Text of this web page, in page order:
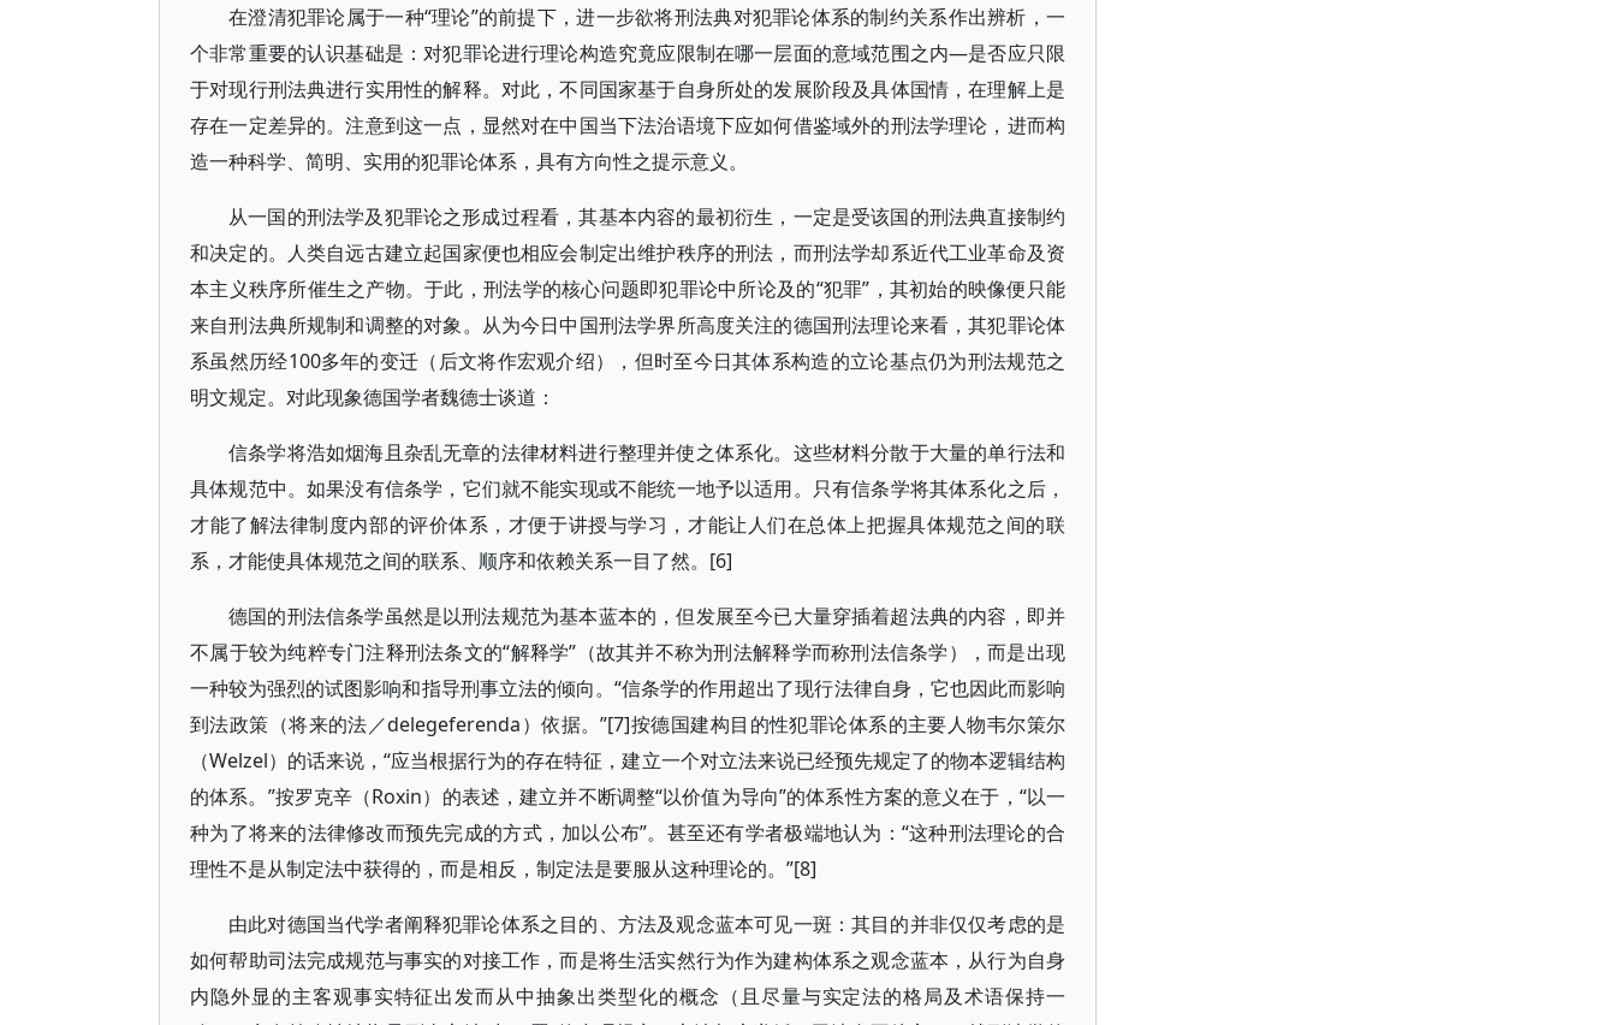
在澄清犯罪论属于一种“理论”的前提下，进一步欲将刑法典对犯罪论体系的制约关系作出辨析，一
个非常重要的认识基础是：对犯罪论进行理论构造究竟应限制在哪一层面的意域范围之内—是否应只限
于对现行刑法典进行实用性的解释。对此，不同国家基于自身所处的发展阶段及具体国情，在理解上是
存在一定差异的。注意到这一点，显然对在中国当下法治语境下应如何借鉴域外的刑法学理论，进而构
造一种科学、简明、实用的犯罪论体系，具有方向性之提示意义。
从一国的刑法学及犯罪论之形成过程看，其基本内容的最初衍生，一定是受该国的刑法典直接制约
和决定的。人类自远古建立起国家便也相应会制定出维护秩序的刑法，而刑法学却系近代工业革命及资
本主义秩序所催生之产物。于此，刑法学的核心问题即犯罪论中所论及的“犯罪”，其初始的映像便只能
来自刑法典所规制和调整的对象。从为今日中国刑法学界所高度关注的德国刑法理论来看，其犯罪论体
系虽然历经100多年的变迁（后文将作宏观介绍），但时至今日其体系构造的立论基点仍为刑法规范之
明文规定。对此现象德国学者魏德士谈道：
信条学将浩如烟海且杂乱无章的法律材料进行整理并使之体系化。这些材料分散于大量的单行法和
具体规范中。如果没有信条学，它们就不能实现或不能统一地予以适用。只有信条学将其体系化之后，
才能了解法律制度内部的评价体系，才便于讲授与学习，才能让人们在总体上把握具体规范之间的联
系，才能使具体规范之间的联系、顺序和依赖关系一目了然。[6]
德国的刑法信条学虽然是以刑法规范为基本蓝本的，但发展至今已大量穿插着超法典的内容，即并
不属于较为纯粹专门注释刑法条文的“解释学”（故其并不称为刑法解释学而称刑法信条学），而是出现
一种较为强烈的试图影响和指导刑事立法的倾向。“信条学的作用超出了现行法律自身，它也因此而影响
到法政策（将来的法／delegeferenda）依据。”[7]按德国建构目的性犯罪论体系的主要人物韦尔策尔
（Welzel）的话来说，“应当根据行为的存在特征，建立一个对立法来说已经预先规定了的物本逻辑结构
的体系。”按罗克辛（Roxin）的表述，建立并不断调整“以价值为导向”的体系性方案的意义在于，“以一
种为了将来的法律修改而预先完成的方式，加以公布”。甚至还有学者极端地认为：“这种刑法理论的合
理性不是从制定法中获得的，而是相反，制定法是要服从这种理论的。”[8]
由此对德国当代学者阐释犯罪论体系之目的、方法及观念蓝本可见一斑：其目的并非仅仅考虑的是
如何帮助司法完成规范与事实的对接工作，而是将生活实然行为作为建构体系之观念蓝本，从行为自身
内隐外显的主客观事实特征出发而从中抽象出类型化的概念（且尽量与实定法的格局及术语保持一